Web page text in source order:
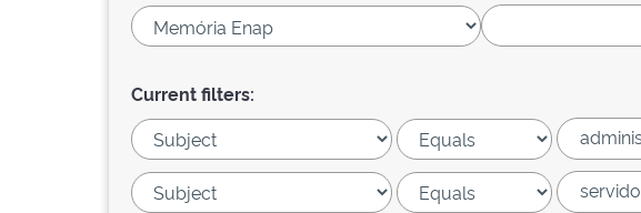
Current filters: